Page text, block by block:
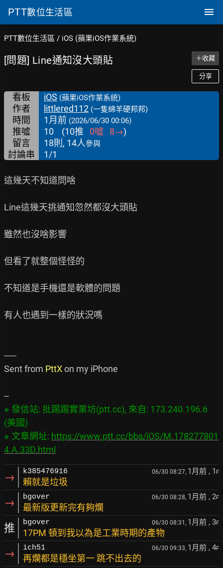
PTT數位生活區
PTT數位生活區 / iOS (蘋果iOS作業系統)
[問題] Line通知沒大頭貼 ＋收藏
分享
看板 iOS (蘋果iOS作業系統)
作者 littlered112 (一隻綿羊硬邦邦)
時間 1月前 (2026/06/30 00:06)
推噓 10 (10推 0噓 8→)
留言
18則, 14人參與
討論串 1/1
這幾天不知道問啥
Line這幾天挑通知忽然都沒大頭貼
雖然也沒啥影響
但看了就整個怪怪的
不知道是手機還是軟體的問題
有人也遇到一樣的狀況嗎
-----
Sent from PttX on my iPhone
※ 發信站: 批踢踢實業坊(ptt.cc), 來自: 173.240.196.6
(美國)
※ 文章網址: https://www.ptt.cc/bbs/iOS/M.178277801
4.A.33D.html
→ k385476916 06/30 08:27, 1月前 , 1 F
賴就是垃圾
→ bgover 06/30 08:28, 1月前 , 2F
最新版更新完有夠爛
推 bgover 06/30 08:31, 1月前 , 3F
17PM 頓到我以為是工業時期的產物
→ ich51 06/30 09:33, 1月前 , 4F
再爛都是穩坐第一 跳不出去的